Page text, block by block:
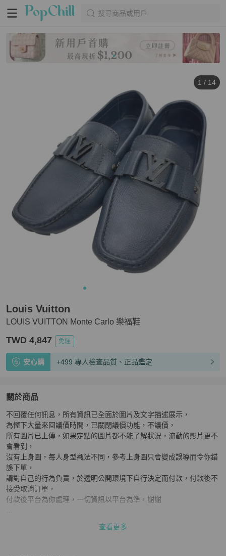
搜尋商品或用戶
1 / 14
LOUIS VUITTON Monte Carlo 樂福鞋
Louis Vuitton
TWD 4,847 免運
安心購 +499 專人檢查品質、正品鑑定
關於商品
關於LOUIS VUITTON Monte Carlo 樂福鞋商品詳情與購買須
不回覆任何訊息，所有資訊已全面於圖片及文字描述展示，
為慳下大量來回議價時間，已關閉議價功能，不議價，
所有圖片已上傳，如果定點的圖片都不能了解狀況，流動的影片更不
會看到，
沒有上身圖，每人身型襯法不同，參考上身圖只會變成誤導而令你錯
誤下單，
請對自己的行為負責，於透明公開環境下自行決定而付款，付款後不
接受取消訂單，
付款後平台為你處理，一切資訊以平台為準，謝謝
查看更多